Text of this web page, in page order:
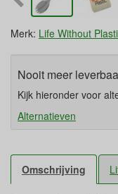
Merk: Life Without
Nooit meer
Kijk hieronder voor
Alternatieven
Omschrijving